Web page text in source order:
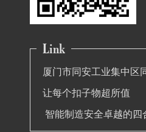
厦门市同安工业集中区
让每个扣子物超所值
智能制造安全卓越的四